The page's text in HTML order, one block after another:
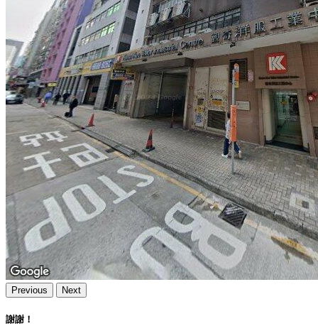
Previous Next
謝謝！